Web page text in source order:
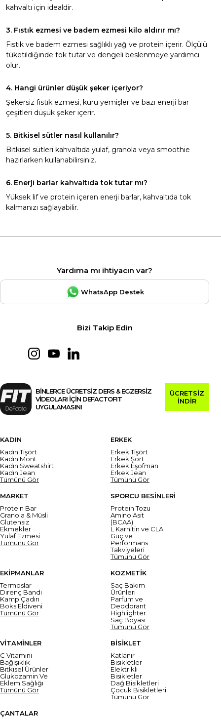
kahvaltı için idealdir.
3. Fıstık ezmesi ve badem ezmesi kilo aldırır mı?
Fıstık ve badem ezmesi sağlıklı yağ ve protein içerir. Ölçülü
tüketildiğinde tok tutar ve dengeli beslenmeye yardımcı
olur.
4. Hangi ürünler düşük şeker içeriyor?
Şekersiz fıstık ezmesi, kuru yemişler ve bazı enerji bar
çeşitleri düşük şeker içerir.
5. Bitkisel sütler nasıl kullanılır?
Bitkisel sütleri kahvaltıda yulaf, granola veya smoothie
hazırlarken kullanabilirsiniz.
6. Enerji barlar kahvaltıda tok tutar mı?
Yüksek lif ve protein içeren enerji barlar, kahvaltıda tok
kalmanızı sağlayabilir.
Yardıma mı ihtiyacın var?
WhatsApp Destek
Bizi Takip Edin
BİNLERCE ÜCRETSİZ DERS & EGZERSİZ
VİDEOLARI İÇİN DEFACTOFIT
UYGULAMASINI
ÜCRETSİZ
İNDİR
KADIN
Kadın Tişört
Kadın Mont
Kadın Sweatshirt
Kadın Jean
Tümünü Gör
ERKEK
Erkek Tişört
Erkek Şort
Erkek Eşofman
Erkek Jean
Tümünü Gör
MARKET
Protein Bar
Granola & Müsli
Glutensiz
Ekmekler
Yulaf Ezmesi
Tümünü Gör
SPORCU BESİNLERİ
Protein Tozu
Amino Asit
(BCAA)
L Karnitin ve CLA
Güç ve
Performans
Takviyeleri
Tümünü Gör
EKİPMANLAR
Termoslar
Direnç Bandı
Kamp Çadırı
Boks Eldiveni
Tümünü Gör
KOZMETİK
Saç Bakım
Ürünleri
Parfüm ve
Deodorant
Highlighter
Saç Boyası
Tümünü Gör
VİTAMİNLER
C Vitamini
Bağışıklık
Bitkisel Ürünler
Glukozamin Ve
Eklem Sağlığı
Tümünü Gör
BİSİKLET
Katlanır
Bisikletler
Elektrikli
Bisikletler
Dağ Bisikletleri
Çocuk Bisikletleri
Tümünü Gör
ÇANTALAR